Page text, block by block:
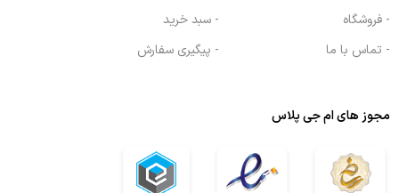
- فروشگاه
- تماس با ما
- سبد خرید
- پیگیری سفارش
مجوز های ام جی پلاس